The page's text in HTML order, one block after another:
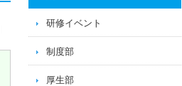
研修イベント
制度部
厚生部